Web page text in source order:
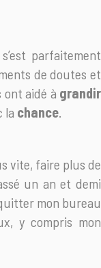
parfaitement
de doutes et
aidé à grandir
la chance
vite, faire plus de
un an et demi
mon bureau
y compris mon